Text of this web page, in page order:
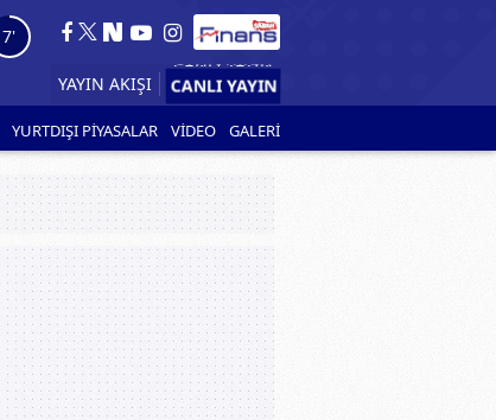
5'
YAYIN AKIŞI CANLI YAYIN
YURTDIŞI PİYASALAR VİDEO GALERİ